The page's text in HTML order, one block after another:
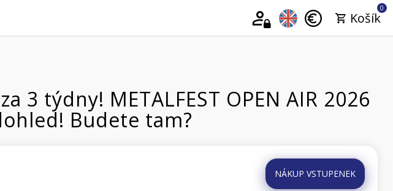
0
Košík
3 týdny! METALFEST OPEN AIR 2026
Budete tam?
NÁKUP VSTUPENEK